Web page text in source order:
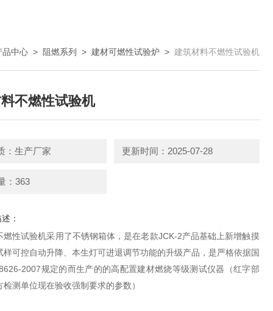
品中心 > 阻燃系列 > 建材可燃性试验炉 > 建筑材料不燃性试验机
不燃性试验机
：生产厂家 更新时间：2025-07-28
：363
：
燃性试验机采用了不锈钢箱体，是在老款JCK-2产品基础上新增触摸
样可控自动升降、本生灯可进退调节功能的升级产品，是严格依据国
2007规定的而生产的的高配置建材燃烧等级测试仪器（红字部
检测单位现在验收强制要求的参数）